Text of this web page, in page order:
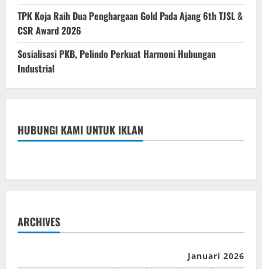
TPK Koja Raih Dua Penghargaan Gold Pada Ajang 6th TJSL &
CSR Award 2026
Sosialisasi PKB, Pelindo Perkuat Harmoni Hubungan
Industrial
HUBUNGI KAMI UNTUK IKLAN
ARCHIVES
Januari 2026